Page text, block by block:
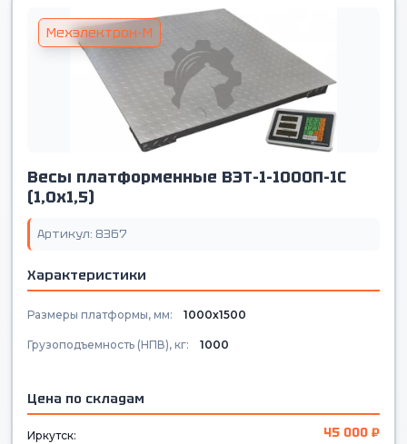
Мехэлектрон-М
Весы платформенные ВЭТ-1-1000П-1С
(1,0х1,5)
Артикул: 8367
Характеристики
Размеры платформы, мм: 1000х1500
Грузоподъемность (НПВ), кг: 1000
Цена по складам
Иркутск: 45 000 ₽